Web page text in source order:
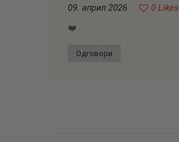
09. април 2026
0 Likes
❤️
Одговори